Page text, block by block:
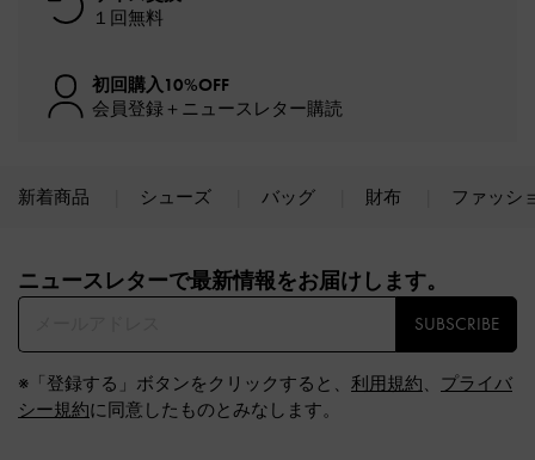
１回無料
初回購入10%OFF
会員登録＋ニュースレター購読
新着商品 シューズ バッグ 財布 ファッシ
ニュースレターで最新情報をお届けします。​
SUBSCRIBE
※「登録する」ボタンをクリックすると、 利用規約、 プライバ
シー規約に同意したものとみなします。